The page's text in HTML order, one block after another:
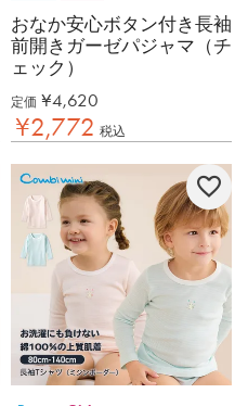
おなか安心ボタン付き長袖
前開きガーゼパジャマ（チ
ェック）
定価 ¥4,620
¥2,772 税込